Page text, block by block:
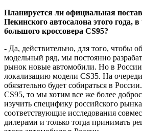
Планируется ли официальная
Пекинского автосалона этого года,
большого кроссовера CS95?
- Да, действительно, для того, чтобы
модельный ряд, мы постоянно
рынок новые автомобили. Но в
локализацию модели CS35. На
обязательно будет собираться в
CS95, то мы хотим все же более
изучить специфику российского
соответствующие исследования
дилерами и только тогда принимать